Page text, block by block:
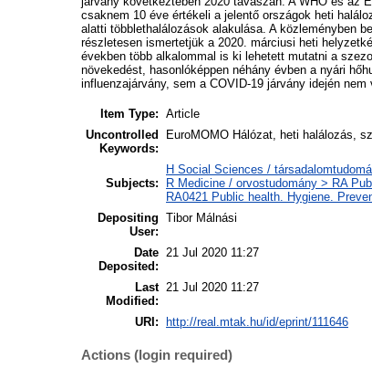
csaknem 10 éve értékeli a jelentő országok heti
alatti többlethalálozások alakulása. A közleményben
részletesen ismertetjük a 2020. márciusi heti
években több alkalommal is ki lehetett mutatni a
növekedést, hasonlóképpen néhány évben a nyári
influenzajárvány, sem a COVID-19 járvány idején
Item Type: Article
Uncontrolled
Keywords:
EuroMOMO Hálózat, heti halálozás,
Subjects:
H Social Sciences /
R Medicine / orvostudomány > RA
RA0421 Public health. Hygiene.
Depositing
User:
Tibor Málnási
Date
Deposited:
21 Jul 2020 11:27
Last
Modified:
21 Jul 2020 11:27
URI: http://real.mtak.hu/id/eprint/111646
Actions (login required)